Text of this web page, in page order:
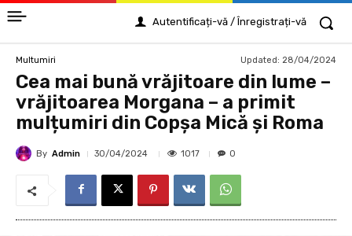
Autentificați-vă / Înregistrați-vă
Multumiri Updated: 28/04/2024
Cea mai bună vrăjitoare din lume –
vrăjitoarea Morgana – a primit
mulțumiri din Copșa Mică și Roma
By Admin 30/04/2024 1017 0